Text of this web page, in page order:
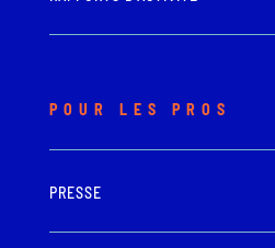
POUR LES PROS
PRESSE